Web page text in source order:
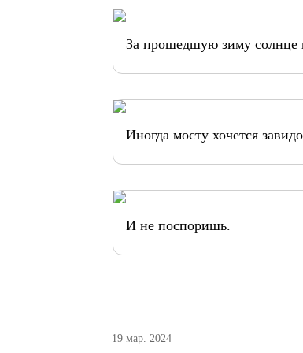
За прошедшую зиму солнце
Иногда мосту хочется
И не поспоришь.
19 мар. 2024